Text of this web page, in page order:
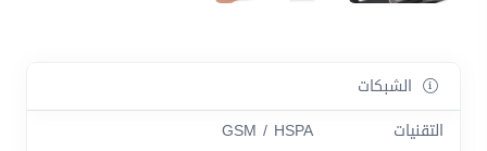
الشبكات
التقنيات
GSM / HSPA